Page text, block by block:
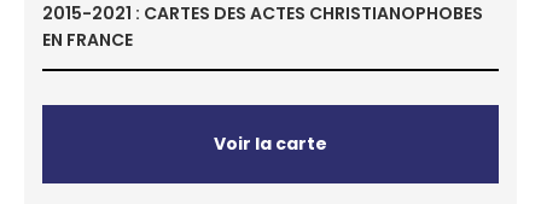
2015-2021 : CARTES DES ACTES CHRISTIANOPHOBES
EN FRANCE
Voir la carte